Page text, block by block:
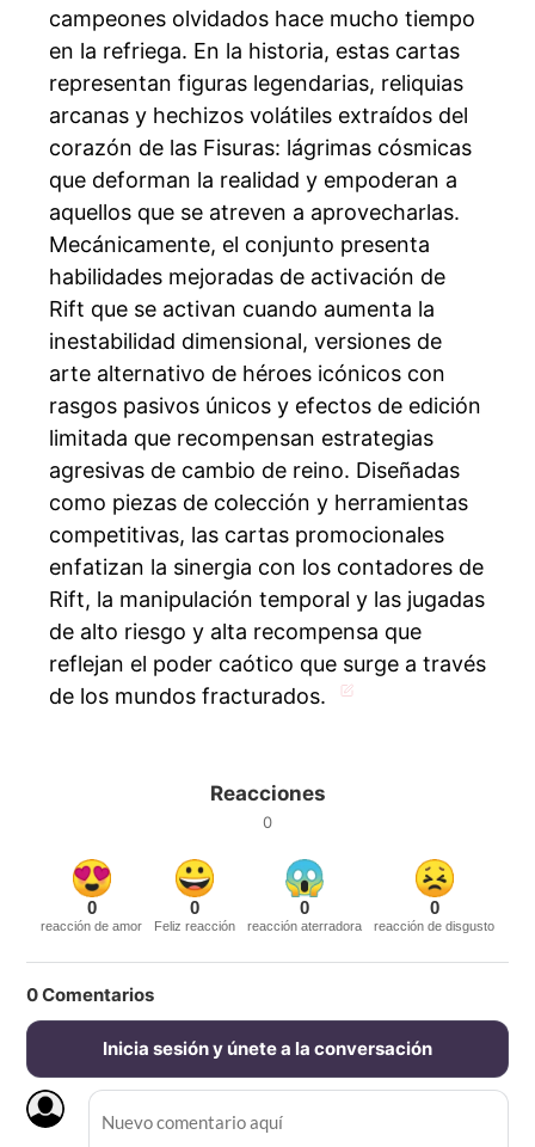
campeones olvidados hace mucho tiempo
en la refriega. En la historia, estas cartas
representan figuras legendarias, reliquias
arcanas y hechizos volátiles extraídos del
corazón de las Fisuras: lágrimas cósmicas
que deforman la realidad y empoderan a
aquellos que se atreven a aprovecharlas.
Mecánicamente, el conjunto presenta
habilidades mejoradas de activación de
Rift que se activan cuando aumenta la
inestabilidad dimensional, versiones de
arte alternativo de héroes icónicos con
rasgos pasivos únicos y efectos de edición
limitada que recompensan estrategias
agresivas de cambio de reino. Diseñadas
como piezas de colección y herramientas
competitivas, las cartas promocionales
enfatizan la sinergia con los contadores de
Rift, la manipulación temporal y las jugadas
de alto riesgo y alta recompensa que
reflejan el poder caótico que surge a través
de los mundos fracturados.
Reacciones
0
0
reacción de amor
0
Feliz reacción
0
reacción aterradora
0
reacción de disgusto
0Comentarios
Inicia sesión y únete a la conversación